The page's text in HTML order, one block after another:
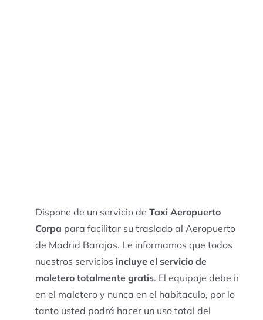
Dispone de un servicio de Taxi Aeropuerto
Corpa para facilitar su traslado al Aeropuerto
de Madrid Barajas. Le informamos que todos
nuestros servicios incluye el servicio de
maletero totalmente gratis. El equipaje debe ir
en el maletero y nunca en el habitaculo, por lo
tanto usted podrá hacer un uso total del